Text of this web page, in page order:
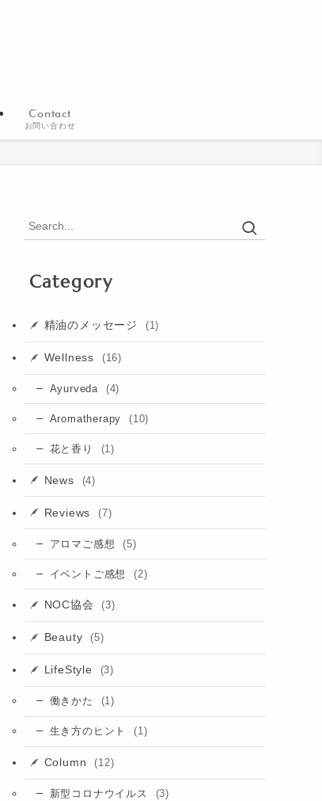
Contact
お問い合わせ
Category
精油のメッセージ (1)
Wellness (16)
Ayurveda (4)
Aromatherapy (10)
花と香り (1)
News (4)
Reviews (7)
アロマご感想 (5)
イベントご感想 (2)
NOC協会 (3)
Beauty (5)
LifeStyle (3)
働きかた (1)
生き方のヒント (1)
Column (12)
新型コロナウイルス (3)